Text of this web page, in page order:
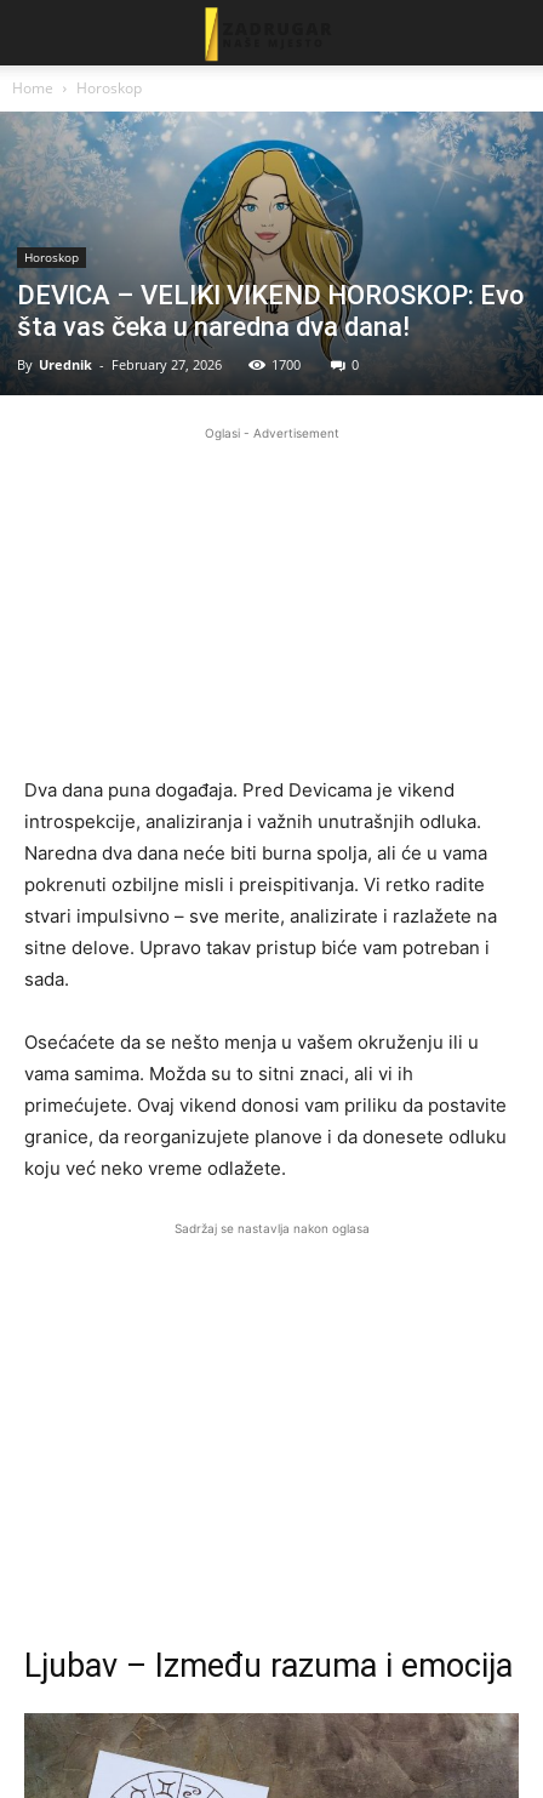
Home Horoskop
Horoskop
DEVICA – VELIKI VIKEND HOROSKOP: Evo
šta vas čeka u naredna dva dana!
By Urednik - February 27, 2026 1700 0
Oglasi - Advertisement
Dva dana puna događaja. Pred Devicama je vikend
introspekcije, analiziranja i važnih unutrašnjih odluka.
Naredna dva dana neće biti burna spolja, ali će u vama
pokrenuti ozbiljne misli i preispitivanja. Vi retko radite
stvari impulsivno – sve merite, analizirate i razlažete na
sitne delove. Upravo takav pristup biće vam potreban i
sada.
Osećaćete da se nešto menja u vašem okruženju ili u
vama samima. Možda su to sitni znaci, ali vi ih
primećujete. Ovaj vikend donosi vam priliku da postavite
granice, da reorganizujete planove i da donesete odluku
koju već neko vreme odlažete.
Sadržaj se nastavlja nakon oglasa
Ljubav – Između razuma i emocija